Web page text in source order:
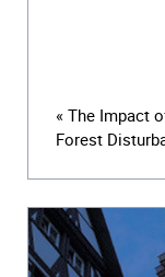
« The Impact
Forest